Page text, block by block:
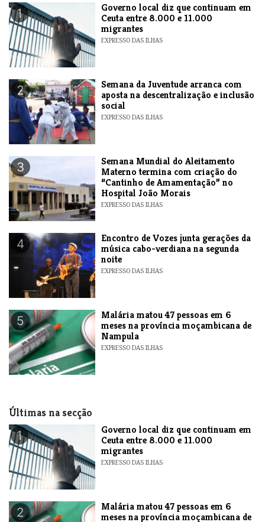
1
​Governo local diz que continuam em
Ceuta entre 8.000 e 11.000
migrantes
EXPRESSO DAS ILHAS
2
Semana da Juventude arranca com
aposta na descentralização e inclusão
social
EXPRESSO DAS ILHAS
3
Semana Mundial do Aleitamento
Materno termina com criação do
“Cantinho de Amamentação” no
Hospital João Morais
EXPRESSO DAS ILHAS
4
Encontro de Vozes junta gerações da
música cabo-verdiana na segunda
noite
EXPRESSO DAS ILHAS
5
​Malária matou 47 pessoas em 6
meses na província moçambicana de
Nampula
EXPRESSO DAS ILHAS
Últimas na secção
1
​Governo local diz que continuam em
Ceuta entre 8.000 e 11.000
migrantes
EXPRESSO DAS ILHAS
2
​Malária matou 47 pessoas em 6
meses na província moçambicana de